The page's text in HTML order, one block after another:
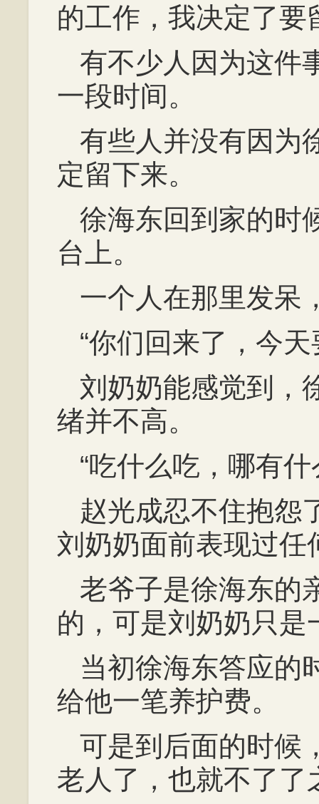
的工作，我决定了要
有不少人因为这件
一段时间。
有些人并没有因为
定留下来。
徐海东回到家的时
台上。
一个人在那里发呆
“你们回来了，今
刘奶奶能感觉到，
绪并不高。
“吃什么吃，哪有
赵光成忍不住抱怨
刘奶奶面前表现过任
老爷子是徐海东的
的，可是刘奶奶只是
当初徐海东答应的
给他一笔养护费。
可是到后面的时候
老人了，也就不了了